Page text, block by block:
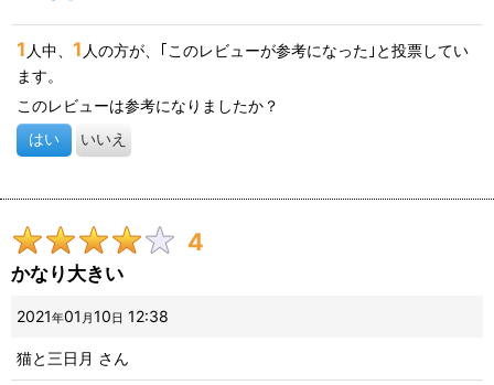
ジブリードは少し油っこさのようなものがあります(触った感じで
す)し、うんＰの臭いがブリスミックスだけの時より少し強く感じ
ます。しかし、原材料を見るとハーブの類いがズラズラと....。漢
方やハーブ大好きな飼い主としては猫様たちにも薬草の恩恵をと
願っております。
1 人中、 1 人の方が、｢このレビューが参考になった｣と投票してい
ます。
このレビューは参考になりましたか？
はい いいえ
4
かなり大きい
2021年01 月 10 日 12:38
猫と三日月 さん